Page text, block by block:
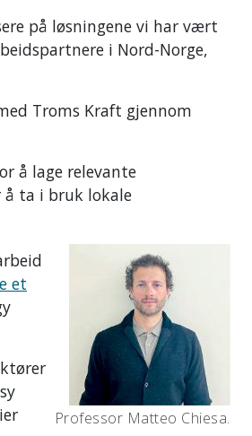
på løsningene vi har vært
i Nord-Norge,
Troms Kraft gjennom
å lage relevante
å ta i bruk lokale
Professor Matteo Chiesa.
et